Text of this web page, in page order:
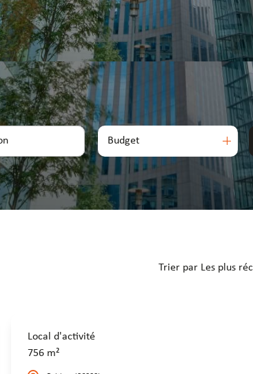
Budget
Trier par Les plus
Local d'activité
756 m²